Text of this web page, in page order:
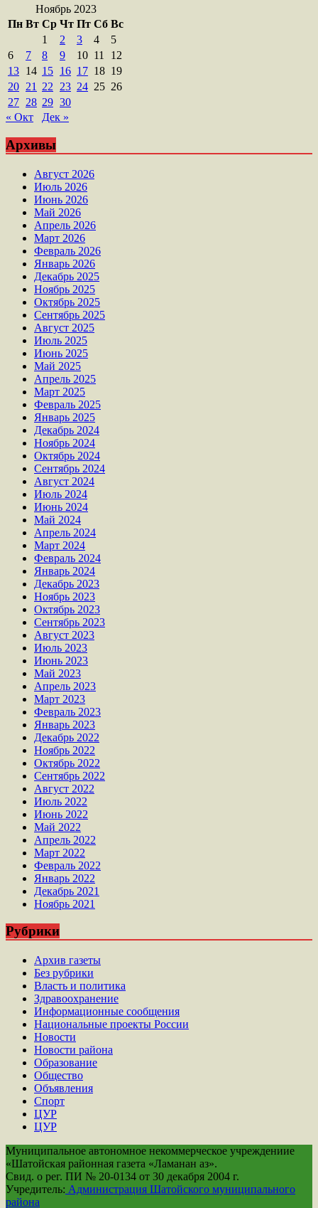
Ноябрь 2023
Пн Вт Ср Чт Пт Сб Вс
1
2 3 4
5
6
7 8 9 10 11
12
13 14 15 16 17 18 19
20 21 22 23 24 25 26
27 28 29 30
« Окт
Дек »
Архивы
Август 2026
Июль 2026
Июнь 2026
Май 2026
Апрель 2026
Март 2026
Февраль 2026
Январь 2026
Декабрь 2025
Ноябрь 2025
Октябрь 2025
Сентябрь 2025
Август 2025
Июль 2025
Июнь 2025
Май 2025
Апрель 2025
Март 2025
Февраль 2025
Январь 2025
Декабрь 2024
Ноябрь 2024
Октябрь 2024
Сентябрь 2024
Август 2024
Июль 2024
Июнь 2024
Май 2024
Апрель 2024
Март 2024
Февраль 2024
Январь 2024
Декабрь 2023
Ноябрь 2023
Октябрь 2023
Сентябрь 2023
Август 2023
Июль 2023
Июнь 2023
Май 2023
Апрель 2023
Март 2023
Февраль 2023
Январь 2023
Декабрь 2022
Ноябрь 2022
Октябрь 2022
Сентябрь 2022
Август 2022
Июль 2022
Июнь 2022
Май 2022
Апрель 2022
Март 2022
Февраль 2022
Январь 2022
Декабрь 2021
Ноябрь 2021
Рубрики
Архив газеты
Без рубрики
Власть и политика
Здравоохранение
Информационные сообщения
Национальные проекты России
Новости
Новости района
Образование
Общество
Объявления
Спорт
ЦУР
ЦУР
Муниципальное автономное некоммерческое учреждениие
«Шатойская районная газета «Ламанан аз».
Свид. о рег. ПИ № 20-0134 от 30 декабря 2004 г.
Учредитель: Администрация Шатойского муниципального
района